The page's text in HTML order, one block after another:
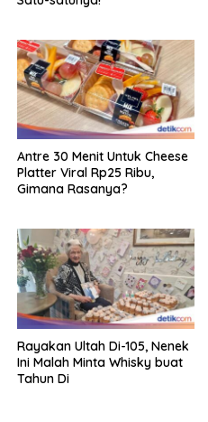
Antre 30 Menit Untuk Cheese
Platter Viral Rp25 Ribu,
Gimana Rasanya?
Rayakan Ultah Di-105, Nenek
Ini Malah Minta Whisky buat
Tahun Di